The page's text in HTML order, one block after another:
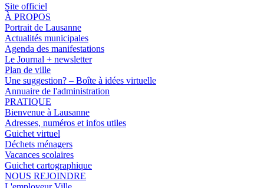
Site officiel
À PROPOS
Portrait de Lausanne
Actualités municipales
Agenda des manifestations
Le Journal + newsletter
Plan de ville
Une suggestion? – Boîte à idées virtuelle
Annuaire de l'administration
PRATIQUE
Bienvenue à Lausanne
Adresses, numéros et infos utiles
Guichet virtuel
Déchets ménagers
Vacances scolaires
Guichet cartographique
NOUS REJOINDRE